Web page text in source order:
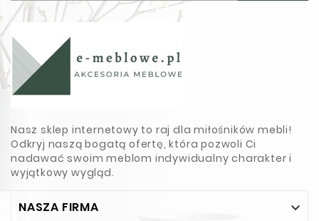
Nasz sklep internetowy to raj dla miłośników mebli!
Odkryj naszą bogatą ofertę, która pozwoli Ci
nadawać swoim meblom indywidualny charakter i
wyjątkowy wygląd.
NASZA FIRMA 